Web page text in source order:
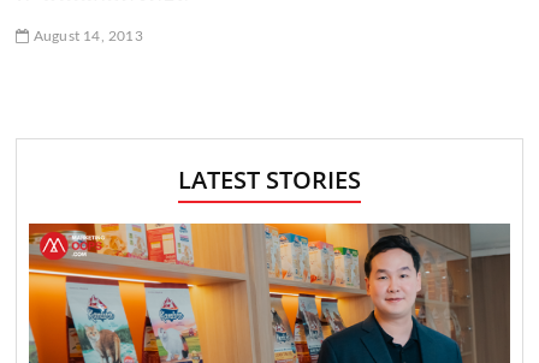
August 14, 2013
LATEST STORIES